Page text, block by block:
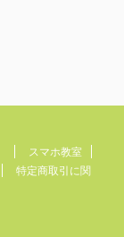
スマホ教室
特定商取引に関